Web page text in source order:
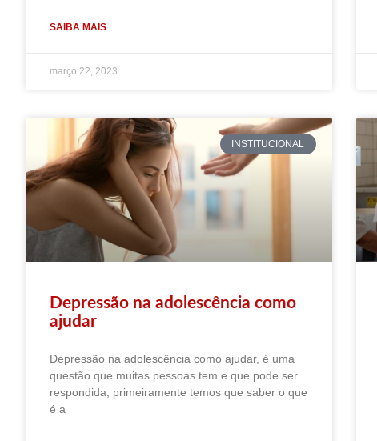
SAIBA MAIS
março 22, 2023
INSTITUCIONAL
Depressão na adolescência como
ajudar
Depressão na adolescência como ajudar, é uma
questão que muitas pessoas tem e que pode ser
respondida, primeiramente temos que saber o que
é a